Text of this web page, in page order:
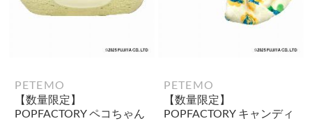
PETEMO
【数量限定】
POPFACTORY ペコちゃん
PETEMO
【数量限定】
POPFACTORY キャンディ